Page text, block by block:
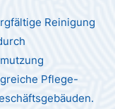
Reinigung
Pflege-